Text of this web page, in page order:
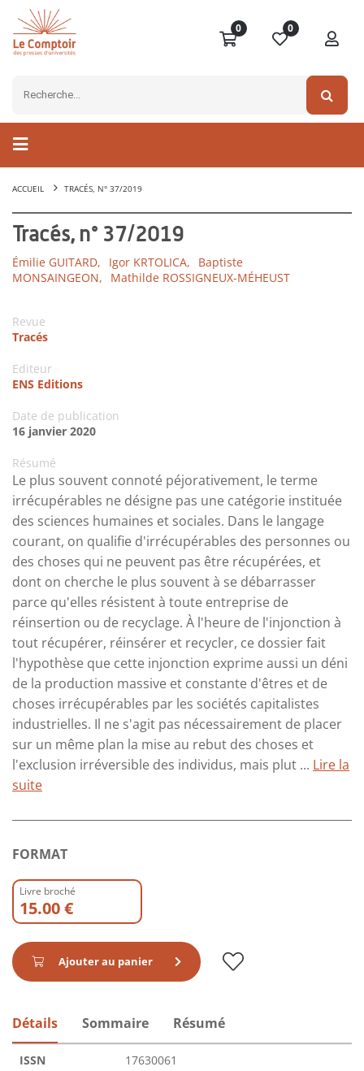
0 0
ACCUEIL TRACÉS, N° 37/2019
Tracés, n° 37/2019
Émilie GUITARD, Igor KRTOLICA,
Baptiste
MONSAINGEON,
Mathilde ROSSIGNEUX-MÉHEUST
Revue
Tracés
Editeur
ENS Editions
Date de publication
16 janvier 2020
Résumé
Le plus souvent connoté péjorativement, le terme
irrécupérables ne désigne pas une catégorie instituée
des sciences humaines et sociales. Dans le langage
courant, on qualifie d'irrécupérables des personnes ou
des choses qui ne peuvent pas être récupérées, et
dont on cherche le plus souvent à se débarrasser
parce qu'elles résistent à toute entreprise de
réinsertion ou de recyclage. À l'heure de l'injonction à
tout récupérer, réinsérer et recycler, ce dossier fait
l'hypothèse que cette injonction exprime aussi un déni
de la production massive et constante d'êtres et de
choses irrécupérables par les sociétés capitalistes
industrielles. Il ne s'agit pas nécessairement de placer
sur un même plan la mise au rebut des choses et
l'exclusion irréversible des individus, mais plut ... Lire la
suite
FORMAT
Livre broché
15.00 €
Ajouter au panier
Détails Sommaire Résumé
ISSN 17630061